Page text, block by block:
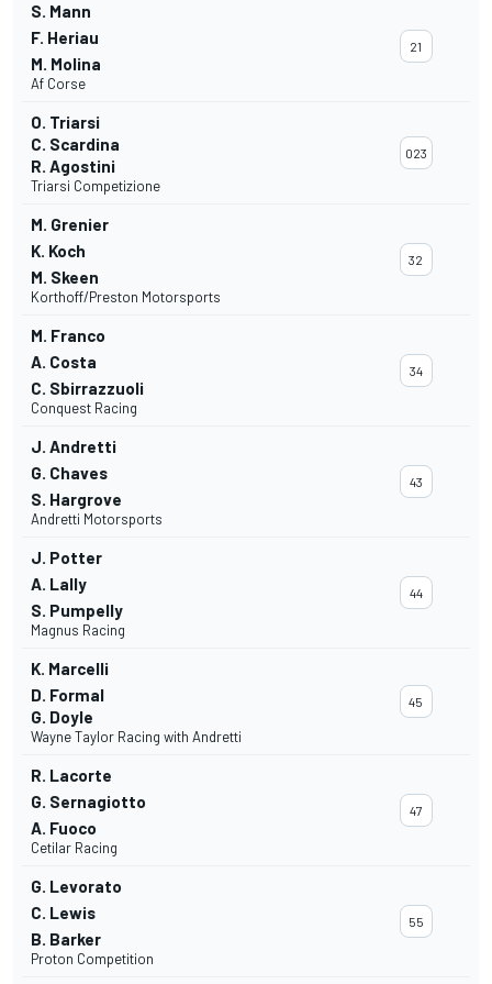
S. Mann
F. Heriau
M. Molina
Af Corse
21
O. Triarsi
C. Scardina
R. Agostini
Triarsi Competizione
023
M. Grenier
K. Koch
M. Skeen
Korthoff/Preston Motorsports
32
M. Franco
A. Costa
C. Sbirrazzuoli
Conquest Racing
34
J. Andretti
G. Chaves
S. Hargrove
Andretti Motorsports
43
J. Potter
A. Lally
S. Pumpelly
Magnus Racing
44
K. Marcelli
D. Formal
G. Doyle
Wayne Taylor Racing with Andretti
45
R. Lacorte
G. Sernagiotto
A. Fuoco
Cetilar Racing
47
G. Levorato
C. Lewis
B. Barker
Proton Competition
55